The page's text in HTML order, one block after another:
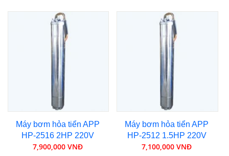
Máy bơm hỏa tiển APP
HP-2516 2HP 220V
7,900,000 VNĐ
Máy bơm hỏa tiển APP
HP-2512 1.5HP 220V
7,100,000 VNĐ